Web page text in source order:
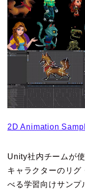
2D Animation
Unity社内チームが
キャラクターのリ
べる学習向けサンプ